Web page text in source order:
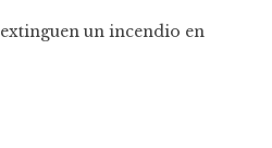
un incendio en